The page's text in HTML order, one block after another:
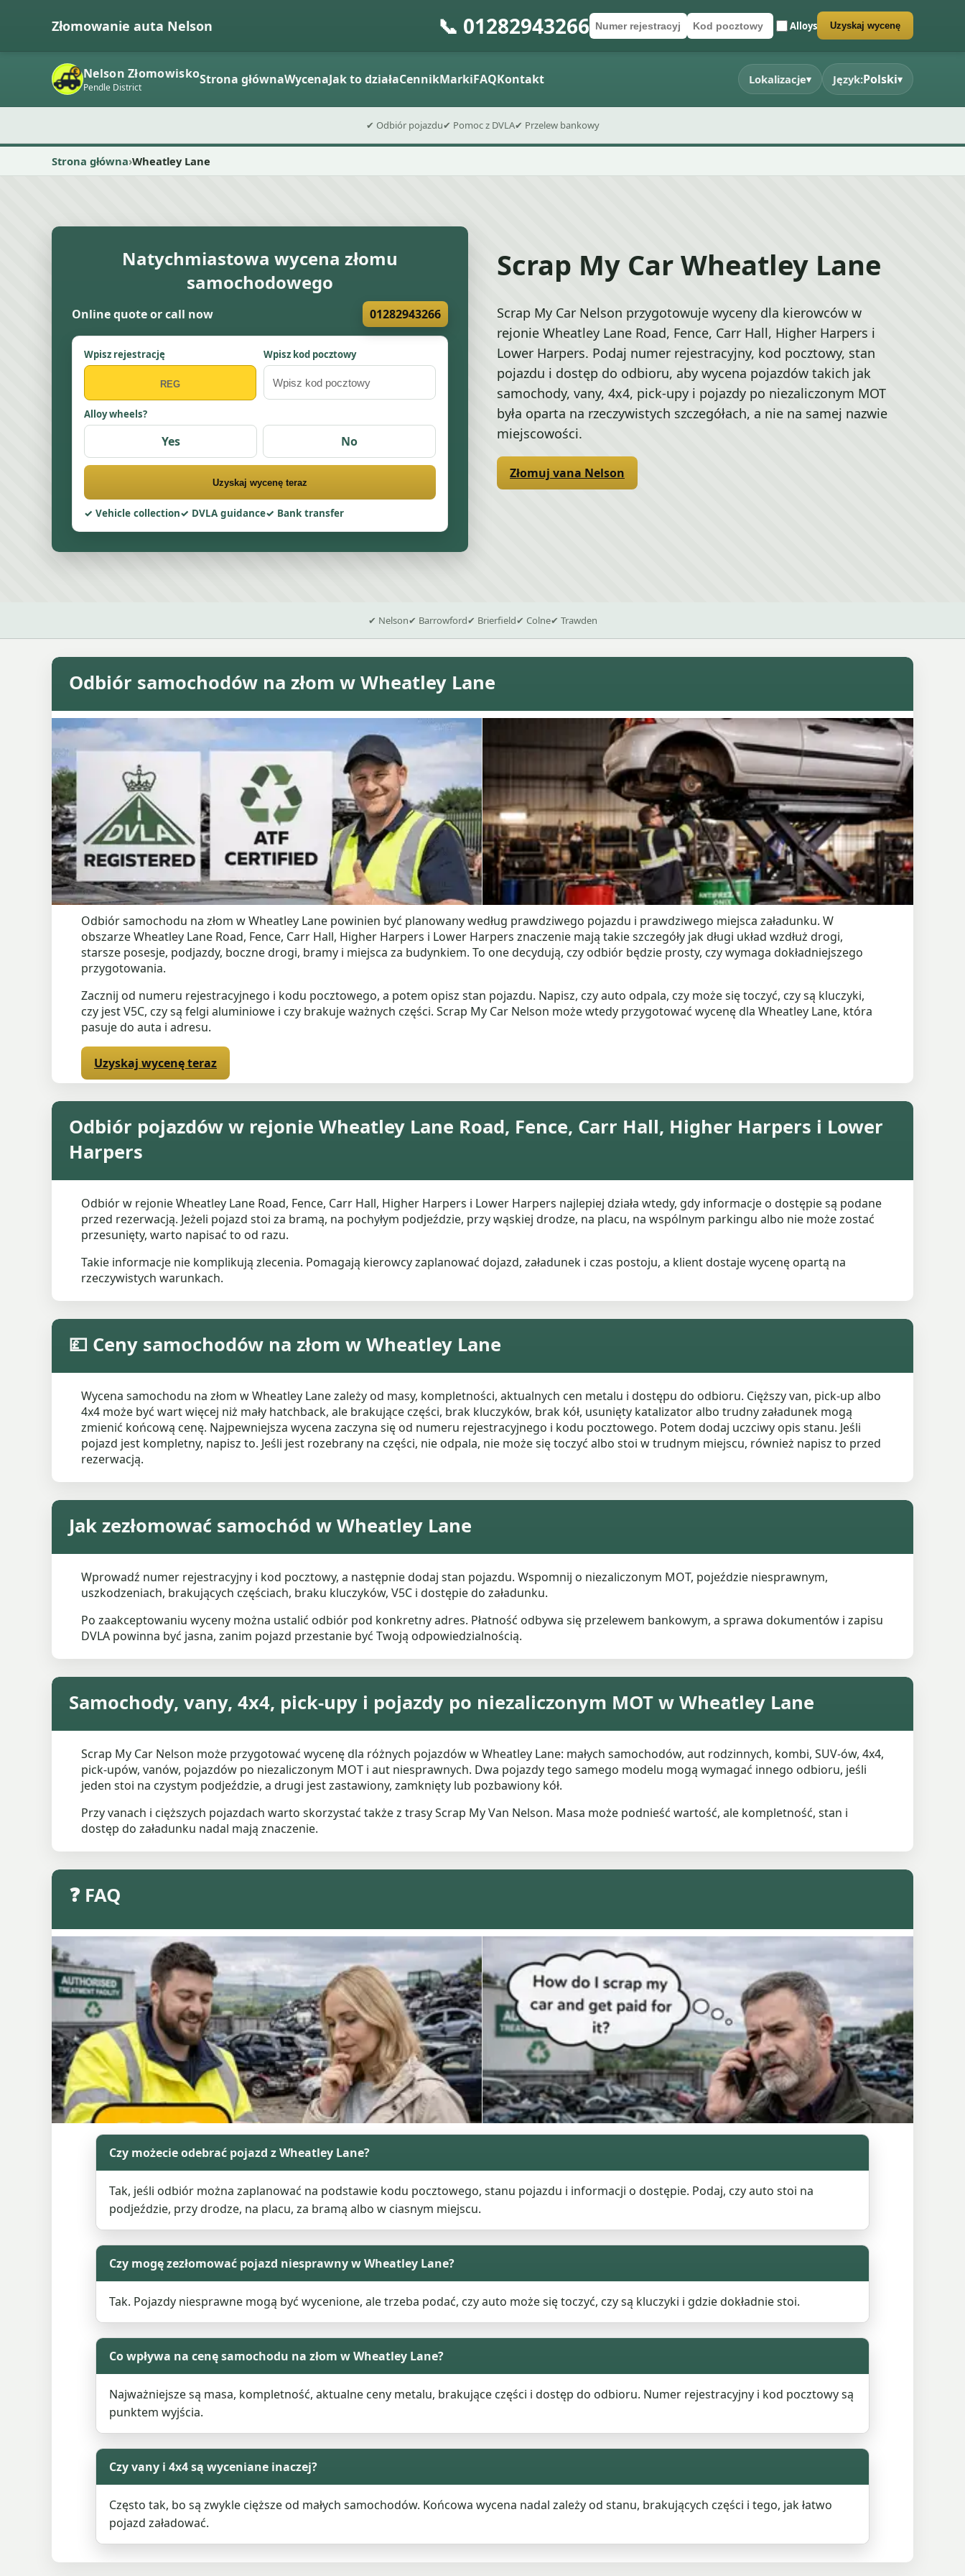
Złomowanie auta Nelson 📞 01282943266Numer rejestracyjny
Kod pocztowy Alloys
Wyślij formularz wyceny Uzyskaj wycenę
Nelson Złomowisko
Pendle District Strona głównaWycenaJak to działaCennikMarkiFAQKontakt Lokalizacje▾ Język:Polski▾
✔ Odbiór pojazdu✔ Pomoc z DVLA✔ Przelew bankowy
Strona główna Wheatley Lane
Natychmiastowa wycena złomu
samochodowego
Online quote or call now 01282943266
Wpisz rejestrację Wpisz kod pocztowy
Alloy wheels?
Yes No
Uzyskaj wycenę teraz
Vehicle collection DVLA guidance Bank transfer
Scrap My Car Wheatley Lane
Scrap My Car Nelson przygotowuje wyceny dla kierowców w
rejonie Wheatley Lane Road, Fence, Carr Hall, Higher Harpers i
Lower Harpers. Podaj numer rejestracyjny, kod pocztowy, stan
pojazdu i dostęp do odbioru, aby wycena pojazdów takich jak
samochody, vany, 4x4, pick-upy i pojazdy po niezaliczonym MOT
była oparta na rzeczywistych szczegółach, a nie na samej nazwie
miejscowości.
Złomuj vana Nelson
✔ Nelson✔ Barrowford✔ Brierfield✔ Colne✔ Trawden
Odbiór samochodów na złom w Wheatley Lane
Odbiór samochodu na złom w Wheatley Lane powinien być planowany według prawdziwego pojazdu i prawdziwego miejsca załadunku. W
obszarze Wheatley Lane Road, Fence, Carr Hall, Higher Harpers i Lower Harpers znaczenie mają takie szczegóły jak długi układ wzdłuż drogi,
starsze posesje, podjazdy, boczne drogi, bramy i miejsca za budynkiem. To one decydują, czy odbiór będzie prosty, czy wymaga dokładniejszego
przygotowania.
Zacznij od numeru rejestracyjnego i kodu pocztowego, a potem opisz stan pojazdu. Napisz, czy auto odpala, czy może się toczyć, czy są kluczyki,
czy jest V5C, czy są felgi aluminiowe i czy brakuje ważnych części. Scrap My Car Nelson może wtedy przygotować wycenę dla Wheatley Lane, która
pasuje do auta i adresu.
Uzyskaj wycenę teraz
Odbiór pojazdów w rejonie Wheatley Lane Road, Fence, Carr Hall, Higher Harpers i Lower
Harpers
Odbiór w rejonie Wheatley Lane Road, Fence, Carr Hall, Higher Harpers i Lower Harpers najlepiej działa wtedy, gdy informacje o dostępie są podane
przed rezerwacją. Jeżeli pojazd stoi za bramą, na pochyłym podjeździe, przy wąskiej drodze, na placu, na wspólnym parkingu albo nie może zostać
przesunięty, warto napisać to od razu.
Takie informacje nie komplikują zlecenia. Pomagają kierowcy zaplanować dojazd, załadunek i czas postoju, a klient dostaje wycenę opartą na
rzeczywistych warunkach.
💷 Ceny samochodów na złom w Wheatley Lane
Wycena samochodu na złom w Wheatley Lane zależy od masy, kompletności, aktualnych cen metalu i dostępu do odbioru. Cięższy van, pick-up albo
4x4 może być wart więcej niż mały hatchback, ale brakujące części, brak kluczyków, brak kół, usunięty katalizator albo trudny załadunek mogą
zmienić końcową cenę. Najpewniejsza wycena zaczyna się od numeru rejestracyjnego i kodu pocztowego. Potem dodaj uczciwy opis stanu. Jeśli
pojazd jest kompletny, napisz to. Jeśli jest rozebrany na części, nie odpala, nie może się toczyć albo stoi w trudnym miejscu, również napisz to przed
rezerwacją.
Jak zezłomować samochód w Wheatley Lane
Wprowadź numer rejestracyjny i kod pocztowy, a następnie dodaj stan pojazdu. Wspomnij o niezaliczonym MOT, pojeździe niesprawnym,
uszkodzeniach, brakujących częściach, braku kluczyków, V5C i dostępie do załadunku.
Po zaakceptowaniu wyceny można ustalić odbiór pod konkretny adres. Płatność odbywa się przelewem bankowym, a sprawa dokumentów i zapisu
DVLA powinna być jasna, zanim pojazd przestanie być Twoją odpowiedzialnością.
Samochody, vany, 4x4, pick-upy i pojazdy po niezaliczonym MOT w Wheatley Lane
Scrap My Car Nelson może przygotować wycenę dla różnych pojazdów w Wheatley Lane: małych samochodów, aut rodzinnych, kombi, SUV-ów, 4x4,
pick-upów, vanów, pojazdów po niezaliczonym MOT i aut niesprawnych. Dwa pojazdy tego samego modelu mogą wymagać innego odbioru, jeśli
jeden stoi na czystym podjeździe, a drugi jest zastawiony, zamknięty lub pozbawiony kół.
Przy vanach i cięższych pojazdach warto skorzystać także z trasy Scrap My Van Nelson. Masa może podnieść wartość, ale kompletność, stan i
dostęp do załadunku nadal mają znaczenie.
❓ FAQ
Czy możecie odebrać pojazd z Wheatley Lane?
Tak, jeśli odbiór można zaplanować na podstawie kodu pocztowego, stanu pojazdu i informacji o dostępie. Podaj, czy auto stoi na
podjeździe, przy drodze, na placu, za bramą albo w ciasnym miejscu.
Czy mogę zezłomować pojazd niesprawny w Wheatley Lane?
Tak. Pojazdy niesprawne mogą być wycenione, ale trzeba podać, czy auto może się toczyć, czy są kluczyki i gdzie dokładnie stoi.
Co wpływa na cenę samochodu na złom w Wheatley Lane?
Najważniejsze są masa, kompletność, aktualne ceny metalu, brakujące części i dostęp do odbioru. Numer rejestracyjny i kod pocztowy są
punktem wyjścia.
Czy vany i 4x4 są wyceniane inaczej?
Często tak, bo są zwykle cięższe od małych samochodów. Końcowa wycena nadal zależy od stanu, brakujących części i tego, jak łatwo
pojazd załadować.